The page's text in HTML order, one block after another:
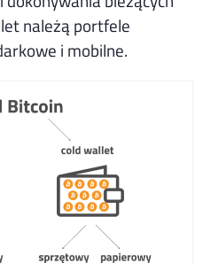
należą portfele
i mobilne.